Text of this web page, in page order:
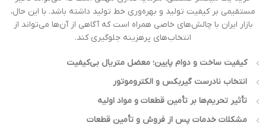
مستقیمی بر کیفیت تولید و بهره‌وری خط تولید داشته باشد. با این حال،
بازار ایران با چالش‌های خاصی همراه است که آگاهی از آن‌ها می‌تواند از
انتخاب‌های پرهزینه جلوگیری کند.
کیفیت ساخت و دوام پایین؛ معضل متریال بی‌کیفیت
انتخاب نادرست گیربکس و الکتروموتور
تأثیر تحریم‌ها بر تأمین قطعات و مواد اولیه
مشکلات خدمات پس از فروش و تأمین قطعات